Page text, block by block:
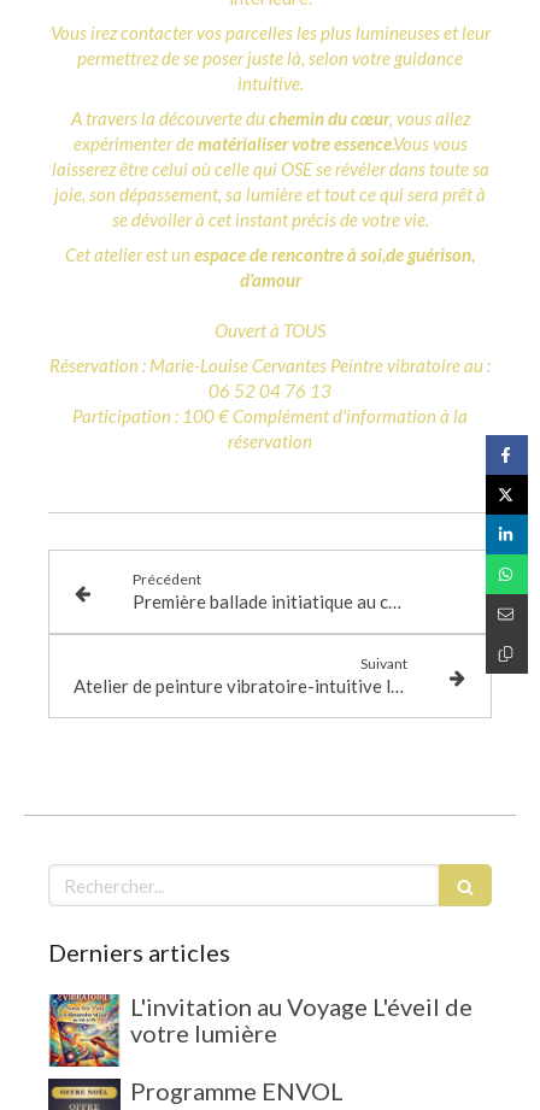
Vous irez contacter vos parcelles les plus lumineuses et leur
permettrez de se poser juste là, selon votre guidance
intuitive.
A travers la découverte duchemin du cœur, vous allez
expérimenter dematérialiser votre essence.Vous vous
laisserez être celui où celle qui OSE se révéler dans toute sa
joie, son dépassement, sa lumière et tout ce qui sera prêt à
se dévoiler à cet instant précis de votre vie.
Cet atelier est un espace de rencontre à soi,de guérison,
d'amour
Ouvert à TOUS
Réservation : Marie-Louise Cervantes Peintre vibratoire au :
06 52 04 76 13
Participation : 100 € Complément d'information à la
réservation
Précédent
Première ballade initiatique au coeur de Paris - 1er Décembre - Atelier de créativité sacrée - 3 Décembre |Exposition tableaux vibratoires sacrés - Vernissage le 02 décembre
Suivant
Atelier de peinture vibratoire-intuitive le 14 Avril 2018-.
Rechercher
Derniers articles
L'invitation au Voyage L'éveil de
votre lumière
Programme ENVOL